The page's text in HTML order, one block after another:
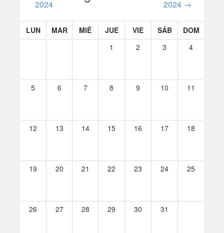
2024
2024 →
LUN MAR MIÉ JUE VIE SÁB
DOM
1
2 3 4
5 6 7 8 9 10 11
12 13 14 15 16 17 18
19 20 21 22 23 24 25
26 27 28 29 30 31